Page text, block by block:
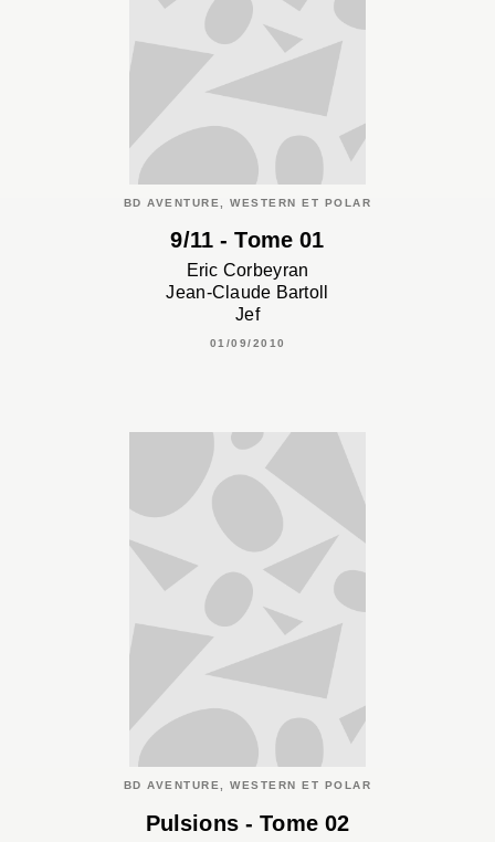
BD AVENTURE, WESTERN ET POLAR
9/11 - Tome 01
Eric Corbeyran
Jean-Claude Bartoll
Jef
01/09/2010
BD AVENTURE, WESTERN ET POLAR
Pulsions - Tome 02